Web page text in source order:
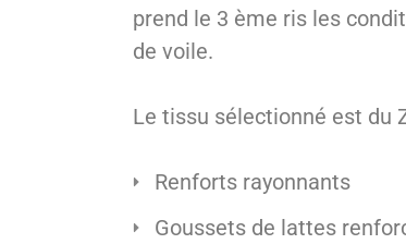
prend le 3 ème ris les
de voile.
Le tissu sélectionné est du
Renforts rayonnants
Goussets de lattes